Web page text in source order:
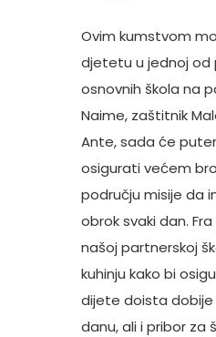
Ovim kumstvom
djetetu u jednoj od
osnovnih škola na
Naime, zaštitnik
Ante, sada će
osigurati većem
području misije da
obrok svaki dan.
našoj partnerskoj
kuhinju kako bi
dijete doista dobije
danu, ali i pribor za